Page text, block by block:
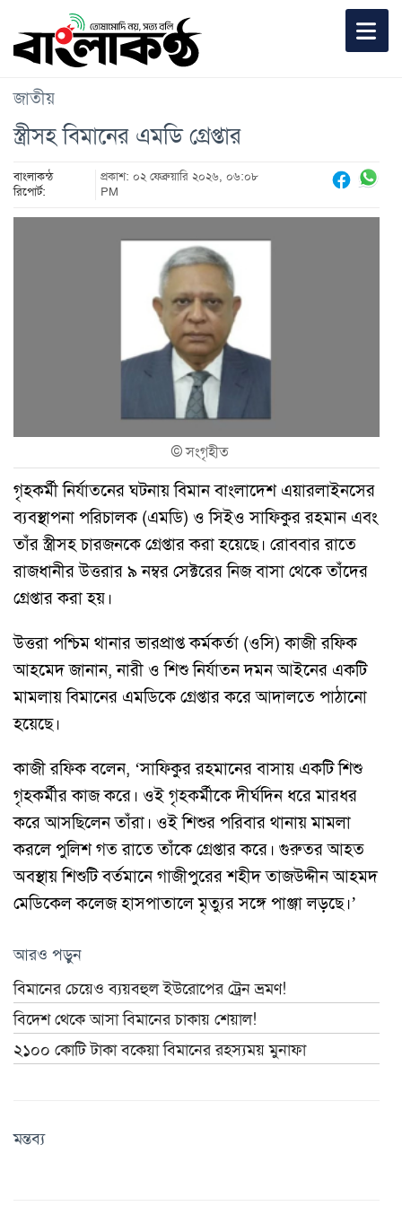
জাতীয়
স্ত্রীসহ বিমানের এমডি গ্রেপ্তার
বাংলাকন্ঠ
রিপোর্ট:
প্রকাশ: ০২ ফেব্রুয়ারি ২০২৬, ০৬:০৮
PM
©সংগৃহীত
গৃহকর্মী নির্যাতনের ঘটনায় বিমান বাংলাদেশ এয়ারলাইনসের
ব্যবস্থাপনা পরিচালক (এমডি) ও সিইও সাফিকুর রহমান এবং
তাঁর স্ত্রীসহ চারজনকে গ্রেপ্তার করা হয়েছে। রোববার রাতে
রাজধানীর উত্তরার ৯ নম্বর সেক্টরের নিজ বাসা থেকে তাঁদের
গ্রেপ্তার করা হয়।
উত্তরা পশ্চিম থানার ভারপ্রাপ্ত কর্মকর্তা (ওসি) কাজী রফিক
আহমেদ জানান, নারী ও শিশু নির্যাতন দমন আইনের একটি
মামলায় বিমানের এমডিকে গ্রেপ্তার করে আদালতে পাঠানো
হয়েছে।
কাজী রফিক বলেন, ‘সাফিকুর রহমানের বাসায় একটি শিশু
গৃহকর্মীর কাজ করে। ওই গৃহকর্মীকে দীর্ঘদিন ধরে মারধর
করে আসছিলেন তাঁরা। ওই শিশুর পরিবার থানায় মামলা
করলে পুলিশ গত রাতে তাঁকে গ্রেপ্তার করে। গুরুতর আহত
অবস্থায় শিশুটি বর্তমানে গাজীপুরের শহীদ তাজউদ্দীন আহমদ
মেডিকেল কলেজ হাসপাতালে মৃত্যুর সঙ্গে পাঞ্জা লড়ছে।’
আরও পড়ুন
বিমানের চেয়েও ব্যয়বহুল ইউরোপের ট্রেন ভ্রমণ!
বিদেশ থেকে আসা বিমানের চাকায় শেয়াল!
২১০০ কোটি টাকা বকেয়া বিমানের রহস্যময় মুনাফা
মন্তব্য